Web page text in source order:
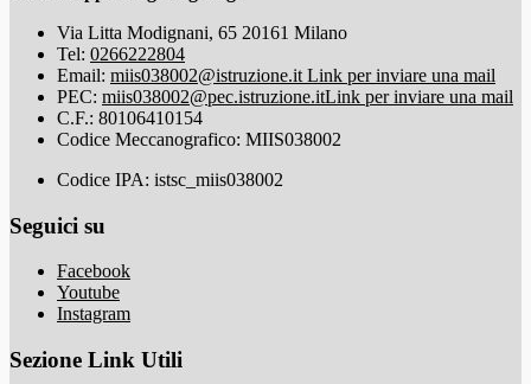
Via Litta Modignani, 65 20161 Milano
Tel: 0266222804
Email: miis038002@istruzione.it Link per inviare una mail
PEC: miis038002@pec.istruzione.itLink per inviare una mail
C.F.: 80106410154
Codice Meccanografico: MIIS038002
Codice IPA: istsc_miis038002
Seguici su
Facebook
Youtube
Instagram
Sezione Link Utili